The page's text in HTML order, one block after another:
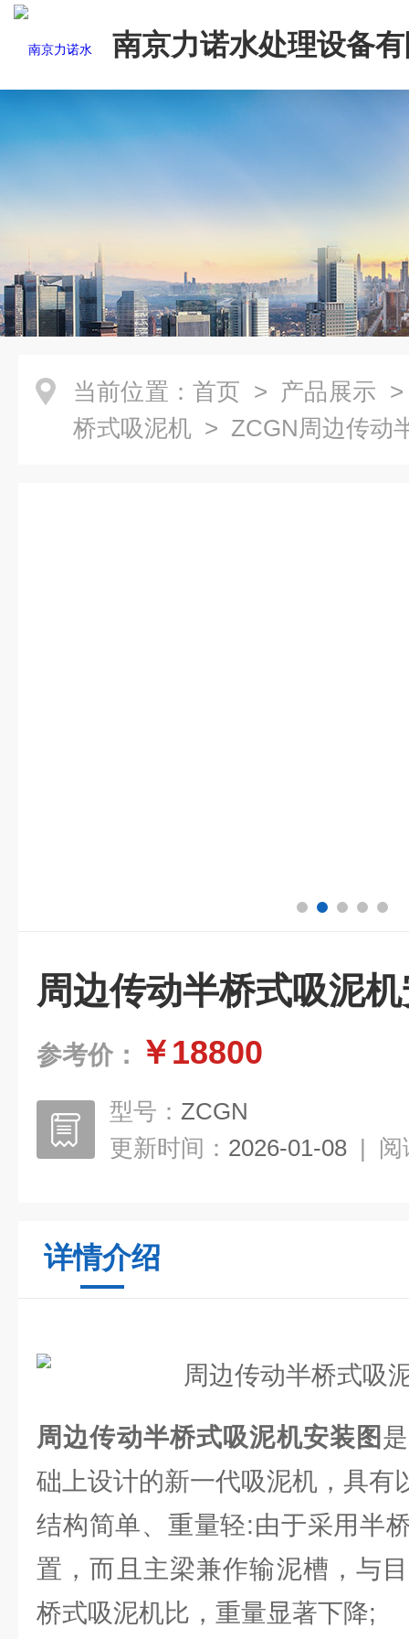
南京力诺水处理设备
当前位置： 首页 > 产品展示
桥式吸泥机 > ZCGN周边传动
周边传动半桥式吸泥
参考价： ￥18800
型号： ZCGN
更新时间： 2026-01-08 | 阅
详情介绍
周边传动半桥式吸泥机安装图
础上设计的新一代吸泥机，具有
结构简单、重量轻:由于采用半
置，而且主梁兼作输泥槽，与
桥式吸泥机比，重量显著下降;